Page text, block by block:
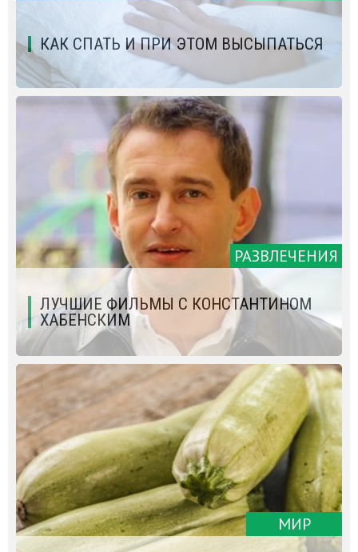
КАК СПАТЬ И ПРИ ЭТОМ ВЫСЫПАТЬСЯ
РАЗВЛЕЧЕНИЯ
ЛУЧШИЕ ФИЛЬМЫ С КОНСТАНТИНОМ
ХАБЕНСКИМ
МИР